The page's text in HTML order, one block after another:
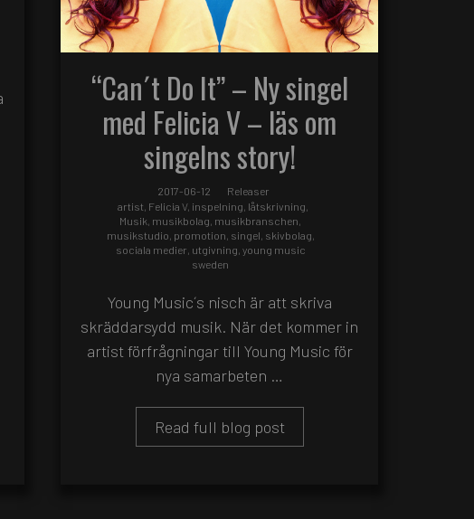
“Can´t Do It” – Ny singel
med Felicia V – läs om
singelns story!
2017-06-12
Releaser
artist, Felicia V, inspelning, låtskrivning,
Musik, musikbolag, musikbranschen,
musikstudio, promotion, singel, skivbolag,
sociala medier, utgivning, young music
sweden
Young Music´s nisch är att skriva
skräddarsydd musik. När det kommer in
artist förfrågningar till Young Music för
nya samarbeten …
Read full blog post